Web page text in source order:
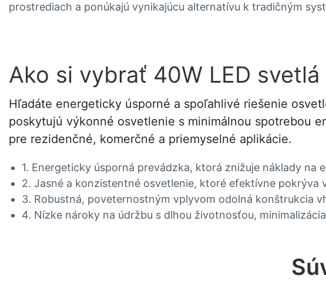
prostrediach a ponúkajú vynikajúcu alternatívu k tradičným
Ako si vybrať 40W LED
Hľadáte energeticky úsporné a spoľahlivé riešenie
poskytujú výkonné osvetlenie s minimálnou spotrebou
pre rezidenčné, komerčné a priemyselné aplikácie.
1. Energeticky úsporná prevádzka, ktorá znižuje náklady
2. Jasné a konzistentné osvetlenie, ktoré efektívne
3. Robustná, poveternostným vplyvom odolná konštrukcia
4. Nízke nároky na údržbu s dlhou životnosťou,